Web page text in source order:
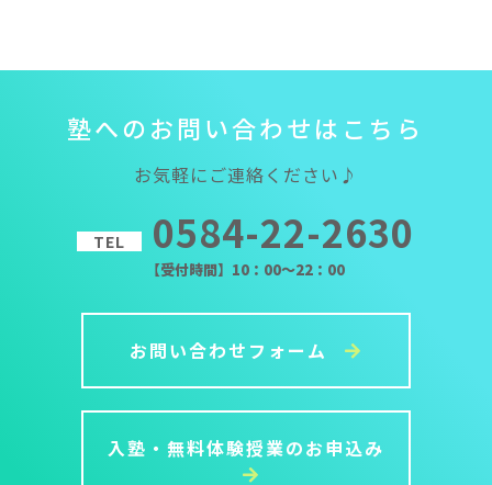
塾への お問い合わせは こ ち ら
お気軽にご連絡ください♪
TEL 0584-22-2630
【受付時間】10：00～22：00
お問い合わせフォーム
入塾・無料体験授業のお申込み